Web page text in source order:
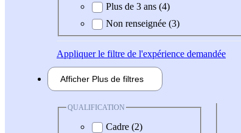
Plus de 3 ans (4)
Non renseignée (3)
Appliquerle filtre de l'expérience demandée
Afficher Plus de filtres
QUALIFICATION
Cadre (2)